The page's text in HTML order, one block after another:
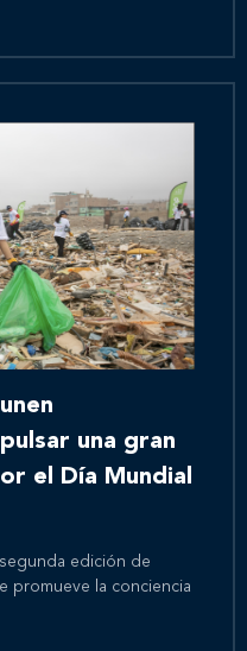
una gran
el Día Mundial
edición de
promueve la conciencia